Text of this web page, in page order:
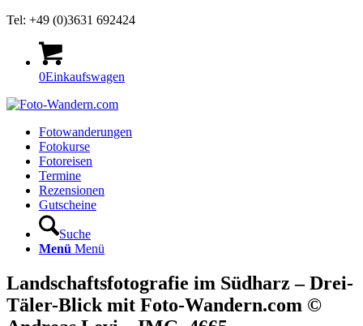
Tel: +49 (0)3631 692424
0Einkaufswagen
Fotowanderungen
Fotokurse
Fotoreisen
Termine
Rezensionen
Gutscheine
Suche
Menü Menü
Landschaftsfotografie im Südharz – Drei-
Täler-Blick mit Foto-Wandern.com ©